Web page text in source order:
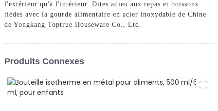
l'extérieur qu'à l'intérieur. Dites adieu aux repas et boissons
tièdes avec la gourde alimentaire en acier inoxydable de Chine
de Yongkang Toptrue Houseware Co., Ltd.
Produits Connexes